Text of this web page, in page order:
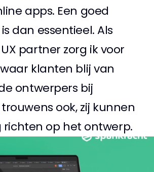
apps. Een goed
dan essentieel. Als
partner zorg ik voor
klanten blij van
ontwerpers bij
ook, zij kunnen
richten op het ontwerp.